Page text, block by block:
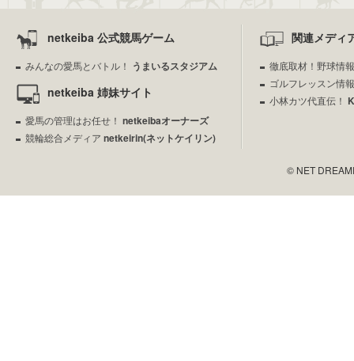
netkeiba 公式競馬ゲーム
みんなの愛馬とバトル！ うまいるスタジアム
netkeiba 姉妹サイト
愛馬の管理はお任せ！ netkeibaオーナーズ
競輪総合メディア netkeirin(ネットケイリン)
関連メディ
徹底取材！野球情
ゴルフレッスン情
小林カツ代直伝！
© NET